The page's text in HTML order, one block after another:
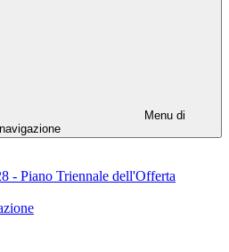
Menu di
navigazione
- Piano Triennale dell'Offerta